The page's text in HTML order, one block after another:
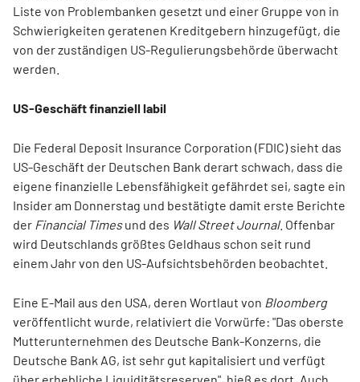
Liste von Problembanken gesetzt und einer Gruppe von in
Schwierigkeiten geratenen Kreditgebern hinzugefügt, die
von der zuständigen US-Regulierungsbehörde überwacht
werden.
US-Geschäft finanziell labil
Die Federal Deposit Insurance Corporation (FDIC) sieht das
US-Geschäft der Deutschen Bank derart schwach, dass die
eigene finanzielle Lebensfähigkeit gefährdet sei, sagte ein
Insider am Donnerstag und bestätigte damit erste Berichte
der Financial Timesund des Wall Street Journal. Offenbar
wird Deutschlands größtes Geldhaus schon seit rund
einem Jahr von den US-Aufsichtsbehörden beobachtet.
Eine E-Mail aus den USA, deren Wortlaut von Bloomberg
veröffentlicht wurde, relativiert die Vorwürfe: "Das oberste
Mutterunternehmen des Deutsche Bank-Konzerns, die
Deutsche Bank AG, ist sehr gut kapitalisiert und verfügt
über erhebliche Liquiditätsreserven", hieß es dort. Auch